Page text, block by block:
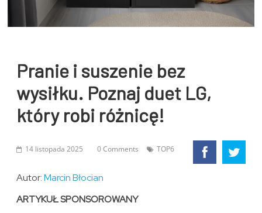
Pranie i suszenie bez
wysiłku. Poznaj duet LG,
który robi różnicę!
14 listopada 2025 0 Comments TOP6
Autor:Marcin Błocian
ARTYKUŁ SPONSOROWANY